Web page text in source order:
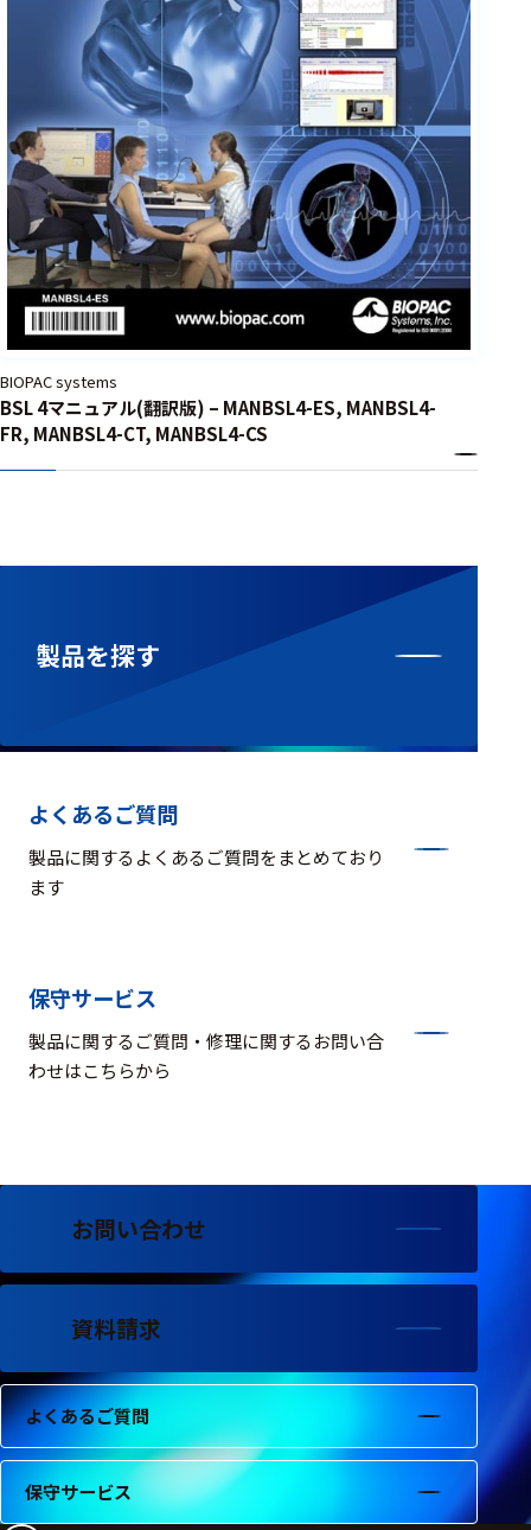
BIOPAC systems
BSL 4マニュアル(翻訳版) – MANBSL4-ES, MANBSL4-
FR, MANBSL4-CT, MANBSL4-CS
製品を探す
よくあるご質問
製品に関するよくあるご質問をまとめており
ます
保守サービス
製品に関するご質問・修理に関するお問い合
わせはこちらから
お問い合わせ
資料請求
よくあるご質問
保守サービス